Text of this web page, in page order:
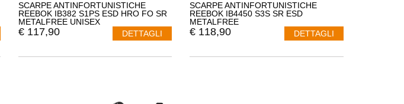
SCARPE ANTINFORTUNISTICHE
REEBOK IB382 S1PS ESD HRO FO SR
METALFREE UNISEX
€ 117,90 DETTAGLI
SCARPE ANTINFORTUNISTICHE
REEBOK IB4450 S3S SR ESD
METALFREE
€ 118,90 DETTAGLI